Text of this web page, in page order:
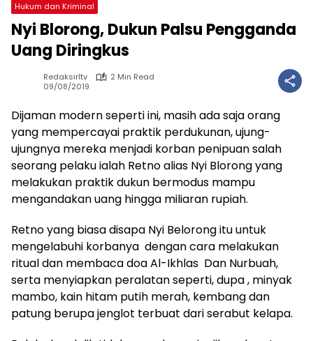
Hukum dan Kriminal
Nyi Blorong, Dukun Palsu Pengganda
Uang Diringkus
Redaksirltv
2 Min Read
09/08/2019
Dijaman modern seperti ini, masih ada saja orang
yang mempercayai praktik perdukunan, ujung-
ujungnya mereka menjadi korban penipuan salah
seorang pelaku ialah Retno alias Nyi Blorong yang
melakukan praktik dukun bermodus mampu
mengandakan uang hingga miliaran rupiah.
Retno yang biasa disapa Nyi Belorong itu untuk
mengelabuhi korbanya dengan cara melakukan
ritual dan membaca doa Al-Ikhlas Dan Nurbuah,
serta menyiapkan peralatan seperti, dupa , minyak
mambo, kain hitam putih merah, kembang dan
patung berupa jenglot terbuat dari serabut kelapa.